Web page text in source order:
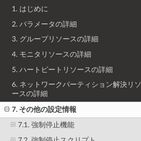
1. はじめに
2. パラメータの詳細
3. グループリソースの詳細
4. モニタリソースの詳細
5. ハートビートリソースの詳細
6. ネットワークパーティション解決リソ
ースの詳細
7. その他の設定情報
7.1. 強制停止機能